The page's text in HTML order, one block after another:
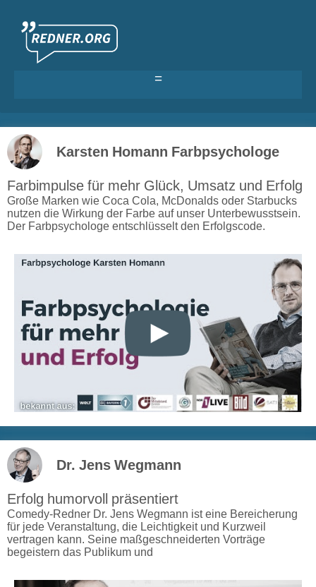
Anmelden >
Karsten Homann Farbpsychologe
Farbimpulse für mehr Glück, Umsatz und Erfolg
Große Marken wie Coca Cola, McDonalds oder Starbucks
nutzen die Wirkung der Farbe auf unser Unterbewusstsein.
Der Farbpsychologe entschlüsselt den Erfolgscode.
Dr. Jens Wegmann
Erfolg humorvoll präsentiert
Comedy-Redner Dr. Jens Wegmann ist eine Bereicherung
für jede Veranstaltung, die Leichtigkeit und Kurzweil
vertragen kann. Seine maßgeschneiderten Vorträge
begeistern das Publikum und